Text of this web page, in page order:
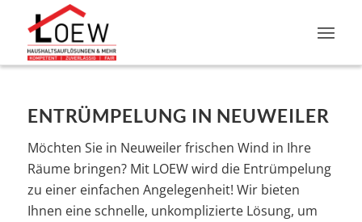
ENTRÜMPELUNG IN NEUWEILER
Möchten Sie in Neuweiler frischen Wind in Ihre
Räume bringen? Mit LOEW wird die Entrümpelung
zu einer einfachen Angelegenheit! Wir bieten
Ihnen eine schnelle, unkomplizierte Lösung, um